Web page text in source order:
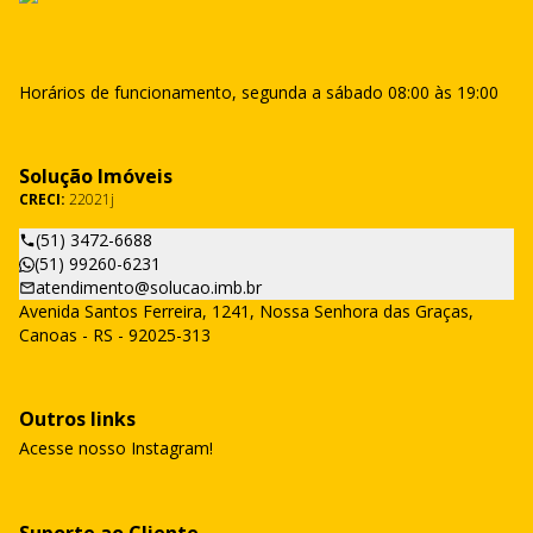
Horários de funcionamento, segunda a sábado 08:00 às 19:00
Solução Imóveis
CRECI: 22021j
(51) 3472-6688
(51) 99260-6231
atendimento@solucao.imb.br
Avenida Santos Ferreira, 1241, Nossa Senhora das Graças,
Canoas - RS - 92025-313
Outros links
Acesse nosso Instagram!